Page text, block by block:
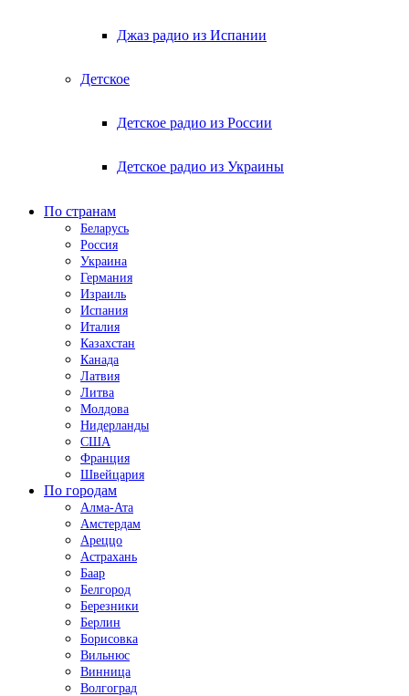
Джаз радио из Испании
Детское
Детское радио из России
Детское радио из Украины
По странам
Беларусь
Россия
Украина
Германия
Израиль
Испания
Италия
Казахстан
Канада
Латвия
Литва
Молдова
Нидерланды
США
Франция
Швейцария
По городам
Алма-Ата
Амстердам
Ареццо
Астрахань
Баар
Белгород
Березники
Берлин
Борисовка
Вильнюс
Винница
Волгоград